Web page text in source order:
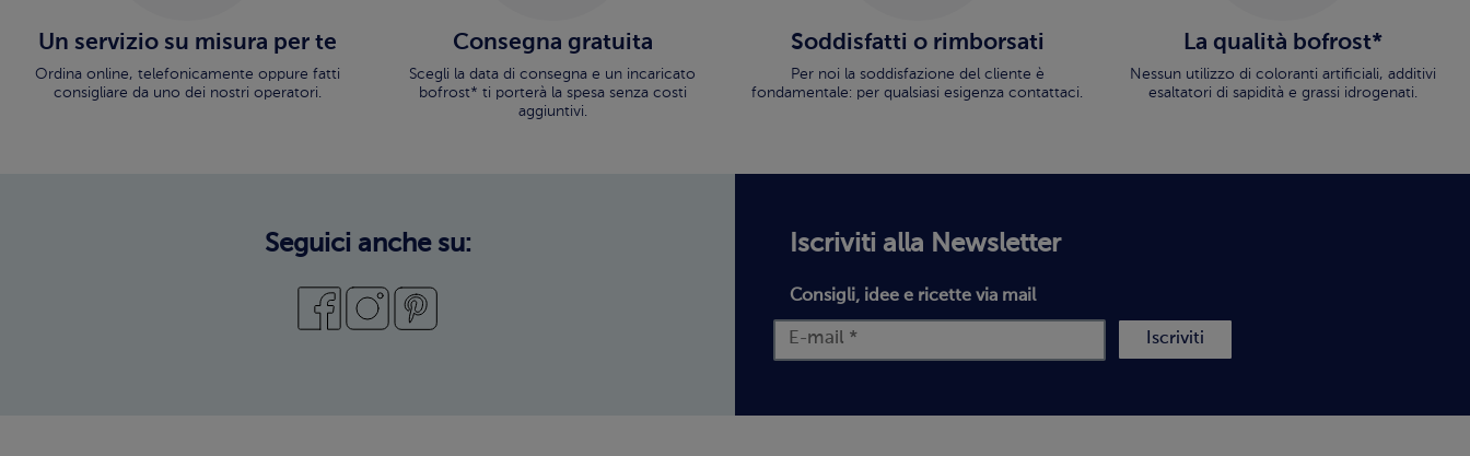
Un servizio su misura per te
Ordina online, telefonicamente oppure fatti
consigliare da uno dei nostri operatori.
Consegna gratuita
Scegli la data di consegna e un incaricato
bofrost* ti porterà la spesa senza costi
aggiuntivi.
Soddisfatti o rimborsati
Per noi la soddisfazione del cliente è
fondamentale: per qualsiasi esigenza contattaci.
La qualità bofrost*
Nessun utilizzo di coloranti artificiali, additivi
esaltatori di sapidità e grassi idrogenati.
Seguici anche su: Iscriviti alla Newsletter
Consigli, idee e ricette via mail
Iscriviti